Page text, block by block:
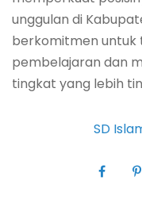
unggulan di
berkomitmen untuk
pembelajaran dan
tingkat yang lebih
SD